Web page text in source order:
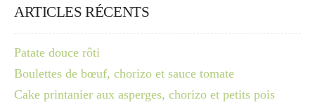
ARTICLES RÉCENTS
Patate douce rôti
Boulettes de bœuf, chorizo et sauce tomate
Cake printanier aux asperges, chorizo et petits pois